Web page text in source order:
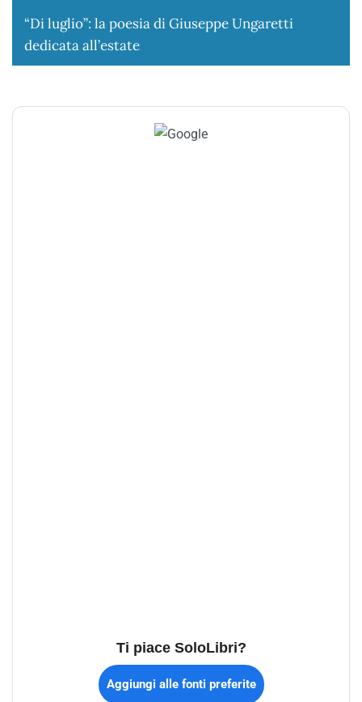
“Di luglio”: la poesia di Giuseppe Ungaretti
dedicata all’estate
Ti piace SoloLibri?
Aggiungi alle fonti preferite